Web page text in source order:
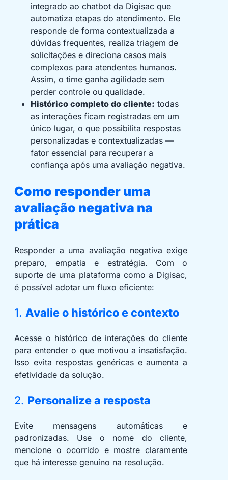
integrado ao chatbot da Digisac que
automatiza etapas do atendimento. Ele
responde de forma contextualizada a
dúvidas frequentes, realiza triagem de
solicitações e direciona casos mais
complexos para atendentes humanos.
Assim, o time ganha agilidade sem
perder controle ou qualidade.
Histórico completo do cliente: todas
as interações ficam registradas em um
único lugar, o que possibilita respostas
personalizadas e contextualizadas —
fator essencial para recuperar a
confiança após uma avaliação negativa.
Como responder uma
avaliação negativa na
prática
Responder a uma avaliação negativa exige
preparo, empatia e estratégia. Com o
suporte de uma plataforma como a Digisac,
é possível adotar um fluxo eficiente:
1. Avalie o histórico e contexto
Acesse o histórico de interações do cliente
para entender o que motivou a insatisfação.
Isso evita respostas genéricas e aumenta a
efetividade da solução.
2. Personalize a resposta
Evite mensagens automáticas e
padronizadas. Use o nome do cliente,
mencione o ocorrido e mostre claramente
que há interesse genuíno na resolução.